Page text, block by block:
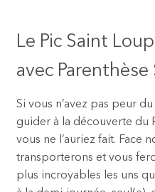
Le Pic Saint
avec
Si vous n’avez pas peur
guider à la découverte du
vous ne l’auriez fait. Face
transporterons et vous
plus incroyables les uns